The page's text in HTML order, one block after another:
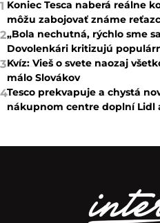
1 Koniec Tesca naberá reálne
môžu zabojovať známe
2„Bola nechutná, rýchlo sme
Dovolenkári kritizujú
3Kvíz: Vieš o svete naozaj
málo Slovákov
4Tesco prekvapuje a chystá
nákupnom centre doplní Lidl